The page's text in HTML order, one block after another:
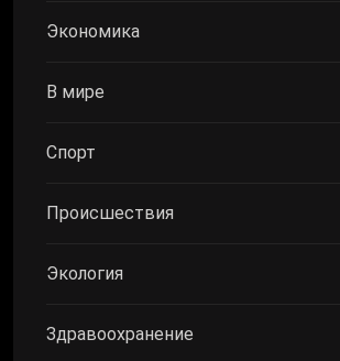
Экономика
В мире
Спорт
Происшествия
Экология
Здравоохранение